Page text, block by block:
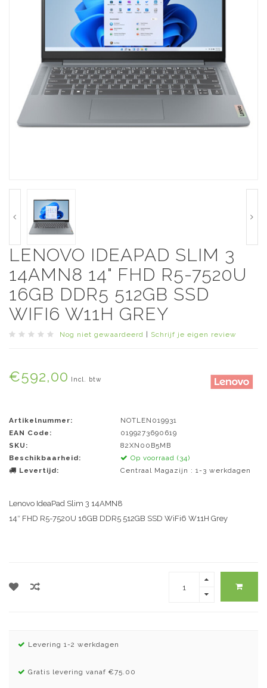
LENOVO IDEAPAD SLIM 3
14AMN8 14" FHD R5-7520U
16GB DDR5 512GB SSD
WIFI6 W11H GREY
Nog niet gewaardeerd Schrijf je eigen review
€592,00 Incl. btw
Artikelnummer:
NOTLEN019931
EAN Code:
0199273690619
SKU:
82XN00B5MB
Beschikbaarheid:
Op voorraad (34)
Levertijd:
Centraal Magazijn : 1-3 werkdagen
Lenovo IdeaPad Slim 3 14AMN8
14″ FHD R5-7520U 16GB DDR5 512GB SSD WiFi6 W11H Grey
Levering 1-2 werkdagen
Gratis levering vanaf €75.00